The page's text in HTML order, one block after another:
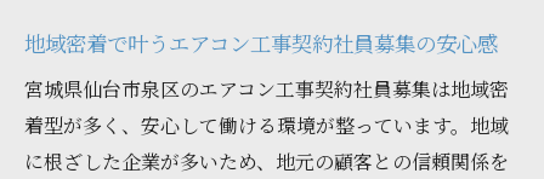
応募前に知るべきエアコン工事契約社員募
集の詳細
エアコン工事契約社員募集の安全管理と注
意点
地域密着で叶うエアコン工事契約社員募集の安心感
宮城県仙台市泉区のエアコン工事契約社員募集は地域密
着型が多く、安心して働ける環境が整っています。地域
に根ざした企業が多いため、地元の顧客との信頼関係を